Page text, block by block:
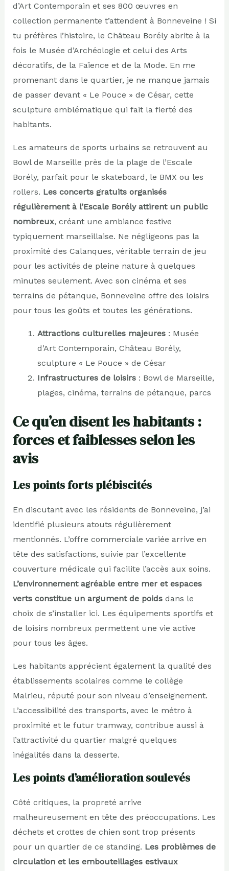
d’Art Contemporain et ses 800 œuvres en
collection permanente t’attendent à Bonneveine ! Si
tu préfères l’histoire, le Château Borély abrite à la
fois le Musée d’Archéologie et celui des Arts
décoratifs, de la Faïence et de la Mode. En me
promenant dans le quartier, je ne manque jamais
de passer devant « Le Pouce » de César, cette
sculpture emblématique qui fait la fierté des
habitants.
Les amateurs de sports urbains se retrouvent au
Bowl de Marseille près de la plage de l’Escale
Borély, parfait pour le skateboard, le BMX ou les
rollers. Les concerts gratuits organisés
régulièrement à l’Escale Borély attirent un public
nombreux, créant une ambiance festive
typiquement marseillaise. Ne négligeons pas la
proximité des Calanques, véritable terrain de jeu
pour les activités de pleine nature à quelques
minutes seulement. Avec son cinéma et ses
terrains de pétanque, Bonneveine offre des loisirs
pour tous les goûts et toutes les générations.
Attractions culturelles majeures: Musée
d’Art Contemporain, Château Borély,
sculpture « Le Pouce » de César
Infrastructures de loisirs: Bowl de Marseille,
plages, cinéma, terrains de pétanque, parcs
Ce qu’en disent les habitants :
forces et faiblesses selon les
avis
Les points forts plébiscités
En discutant avec les résidents de Bonneveine, j’ai
identifié plusieurs atouts régulièrement
mentionnés. L’offre commerciale variée arrive en
tête des satisfactions, suivie par l’excellente
couverture médicale qui facilite l’accès aux soins.
L’environnement agréable entre mer et espaces
verts constitue un argument de poidsdans le
choix de s’installer ici. Les équipements sportifs et
de loisirs nombreux permettent une vie active
pour tous les âges.
Les habitants apprécient également la qualité des
établissements scolaires comme le collège
Malrieu, réputé pour son niveau d’enseignement.
L’accessibilité des transports, avec le métro à
proximité et le futur tramway, contribue aussi à
l’attractivité du quartier malgré quelques
inégalités dans la desserte.
Les points d’amélioration soulevés
Côté critiques, la propreté arrive
malheureusement en tête des préoccupations. Les
déchets et crottes de chien sont trop présents
pour un quartier de ce standing. Les problèmes de
circulation et les embouteillages estivaux